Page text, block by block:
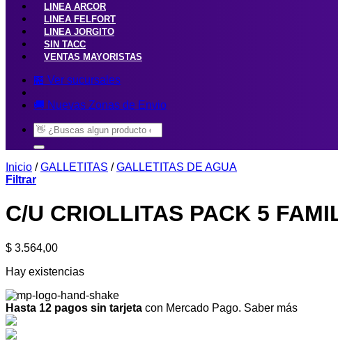
LINEA ARCOR
LINEA FELFORT
LINEA JORGITO
SIN TACC
VENTAS MAYORISTAS
🏪 Ver sucursales
🚚 Nuevas Zonas de Envio
Buscar
por:
Inicio / GALLETITAS / GALLETITAS DE AGUA
Filtrar
C/U CRIOLLITAS PACK 5
$ 3.564,00
Hay existencias
Hasta 12 pagos sin tarjeta con Mercado Pago. Saber más